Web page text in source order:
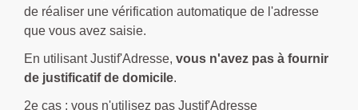
de réaliser une vérification automatique de l'adresse
que vous avez saisie.
En utilisant Justif'Adresse, vous n'avez pas à fournir
de justificatif de domicile.
2e cas : vous n'utilisez pas Justif'Adresse